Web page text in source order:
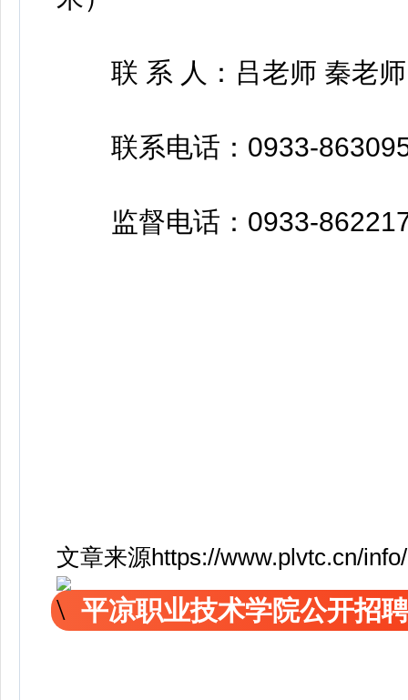
联 系 人：吕老师 秦老师
联系电话：0933-
监督电话：0933-
文章来源https://www.plvtc.cn/
平凉职业技术学院公开招